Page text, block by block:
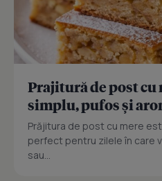
Prajitură de post cu
simplu, pufos și
Prăjitura de post cu mere
perfect pentru zilele în care
sau...